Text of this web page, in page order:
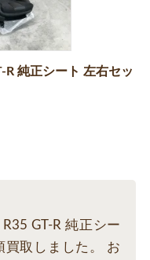
R 純正シート 左右セッ
GT-R 純正シー
買取しました。 お